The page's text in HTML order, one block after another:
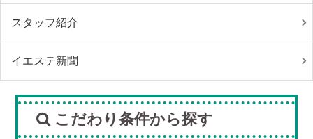
スタッフ紹介
イエステ新聞
こだわり条件から探す